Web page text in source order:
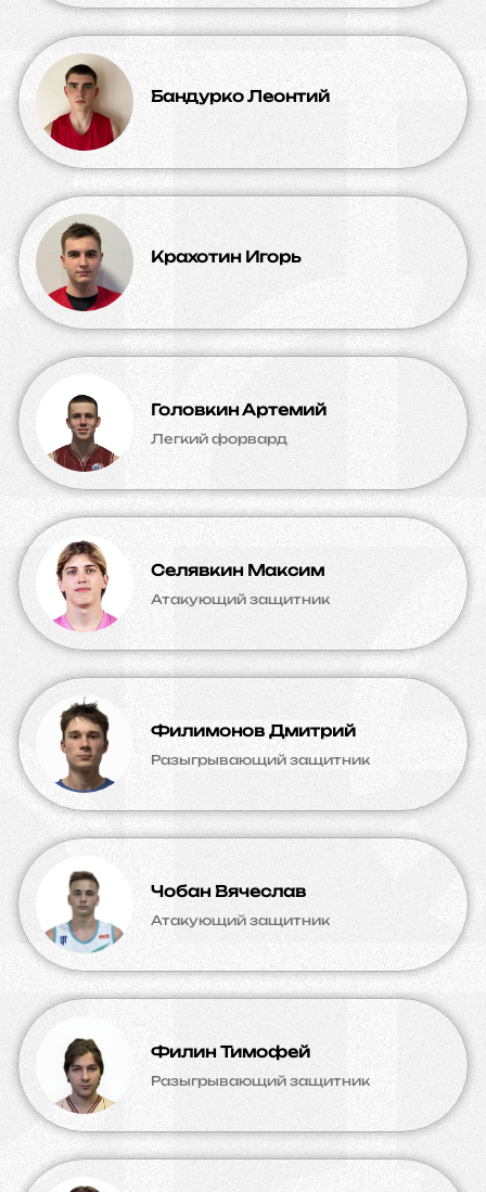
Бандурко Леонтий
Крахотин Игорь
Головкин Артемий
Легкий форвард
Селявкин Максим
Атакующий защитник
Филимонов Дмитрий
Разыгрывающий защитник
Чобан Вячеслав
Атакующий защитник
Филин Тимофей
Разыгрывающий защитник